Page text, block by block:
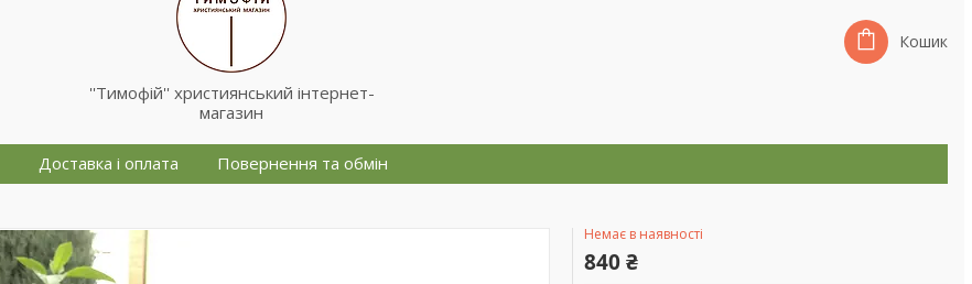
''Тимофій'' християнський інтернет-
магазин
Кошик
Доставка і оплата Повернення та обмін
Немає в наявності
840 ₴